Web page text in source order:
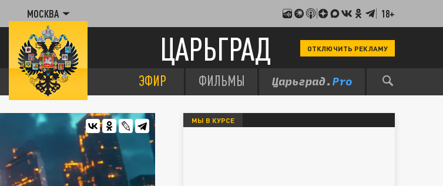
МОСКВА 18+
ЦАРЬГРАД ОТКЛЮЧИТЬ РЕКЛАМУ
ЭФИР ФИЛЬМЫ
МЫ В КУРСЕ